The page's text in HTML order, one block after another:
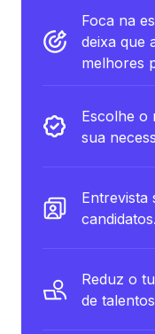
Foca na
deixa que
melhores
Escolhe o
sua
Entrevista
candidatos.
Reduz o
de